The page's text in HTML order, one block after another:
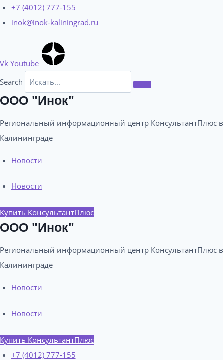
Перейти
к
+7 (4012) 777-155
inok@inok-kaliningrad.ru
Vk Youtube
Search
ООО "Инок"
Региональный информационный центр КонсультантПлюс в
Калининграде​
Новости
Новости
Купить КонсультантПлюс
ООО "Инок"
Региональный информационный центр КонсультантПлюс в
Калининграде​
Новости
Новости
Купить КонсультантПлюс
+7 (4012) 777-155